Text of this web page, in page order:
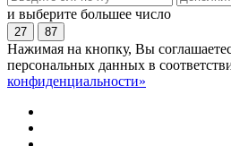
и выберите большее число
27 87
Нажимая на кнопку, Вы
персональных данных в
конфиденциальности»